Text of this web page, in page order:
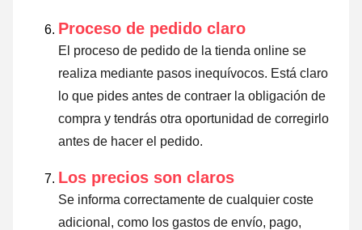
Proceso de pedido claro
El proceso de pedido de la tienda online se
realiza mediante pasos inequívocos. Está claro
lo que pides antes de contraer la obligación de
compra y tendrás otra oportunidad de corregirlo
antes de hacer el pedido.
Los precios son claros
Se informa correctamente de cualquier coste
adicional, como los gastos de envío, pago,